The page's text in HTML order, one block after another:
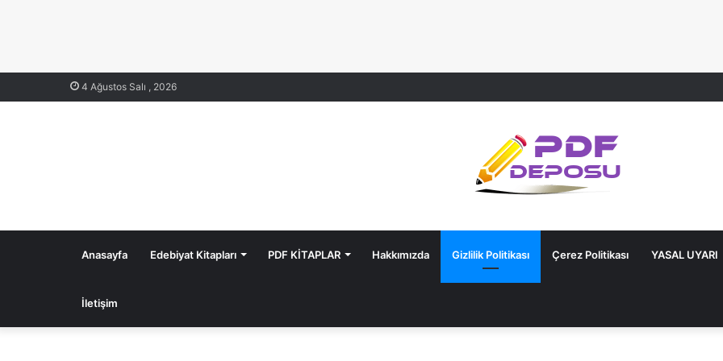
4 Ağustos Salı , 2026
Anasayfa Edebiyat Kitapları PDF KİTAPLAR Hakkımızda Gizlilik Politikası Çerez Politikası YASAL UYARI
İletişim